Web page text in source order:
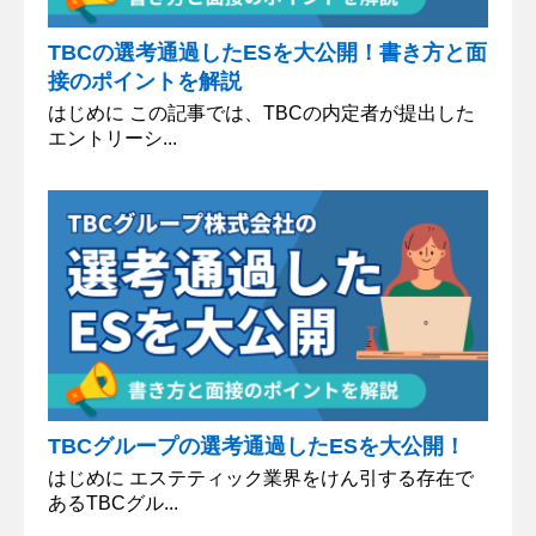
TBCの選考通過したESを大公開！書き方と面
接のポイントを解説
はじめに この記事では、TBCの内定者が提出した
エントリーシ...
TBCグループの選考通過したESを大公開！
はじめに エステティック業界をけん引する存在で
あるTBCグル...